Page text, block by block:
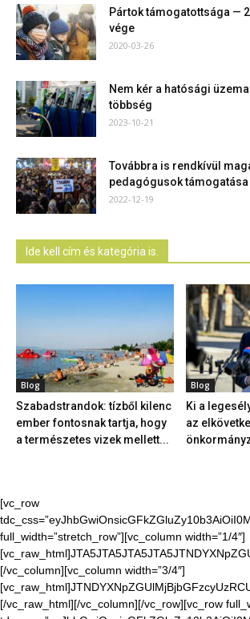
Pártok támogatottsága —
vége
2020-03-26
Nem kér a hatósági
többség
2023-10-21
Továbbra is rendkívül
pedagógusok támogatása
2022-12-19
Ide kell cím és kategória is.
Blog
Szabadstrandok: tízből kilenc
ember fontosnak tartja, hogy
a természetes vizek mellett...
Blog
Ki a
az
[vc_row
full_width=”stretch_row”][vc_column width=”1/4″]
[/vc_column][vc_column width=”3/4″]
[/vc_raw_html][/vc_column][/vc_row][vc_row